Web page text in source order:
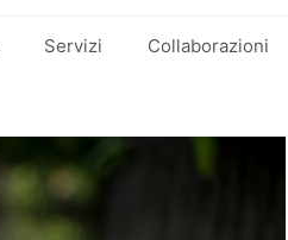
Servizi Collaborazioni